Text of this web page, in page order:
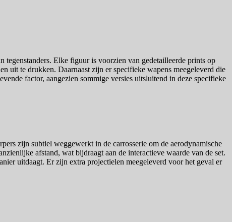
tegenstanders. Elke figuur is voorzien van gedetailleerde prints op
uit te drukken. Daarnaast zijn er specifieke wapens meegeleverd die
factor, aangezien sommige versies uitsluitend in deze specifieke
zijn subtiel weggewerkt in de carrosserie om de aerodynamische
afstand, wat bijdraagt aan de interactieve waarde van de set.
uitdaagt. Er zijn extra projectielen meegeleverd voor het geval er